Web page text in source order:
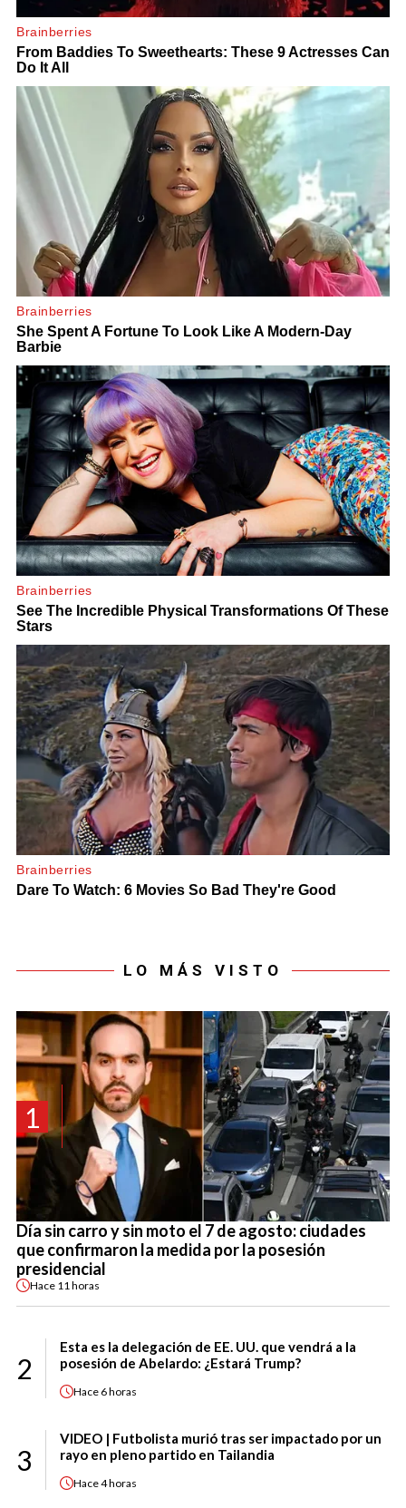
LO MÁS VISTO
1
Día sin carro y sin moto el 7 de agosto: ciudades
que confirmaron la medida por la posesión
presidencial
Hace 11 horas
2
Esta es la delegación de EE. UU. que vendrá a la
posesión de Abelardo: ¿Estará Trump?
Hace 6 horas
3
VIDEO | Futbolista murió tras ser impactado por un
rayo en pleno partido en Tailandia
Hace4 horas